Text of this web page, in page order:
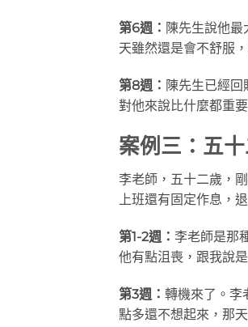
第6週： 陳先生說他
天雖然還是會不舒服
第8週： 陳先生已經
對他來說比什麼都重要
案例三：五
李老師，五十二歲，
上班還有固定作息，
第1-2週： 李老師是那
他有點沮喪，跟我說
第3週： 轉機來了。
點多還不想起來，那